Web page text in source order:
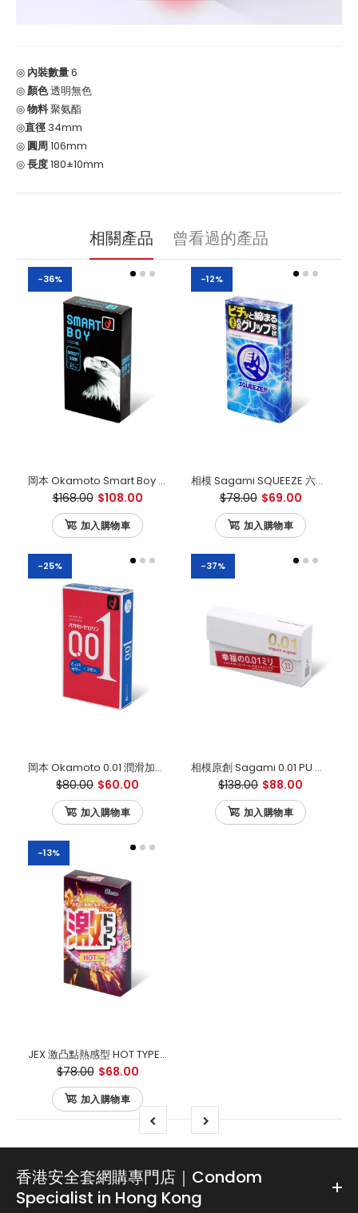
◎ 內裝數量6
◎顏色透明無色
◎物料聚氨酯
◎直徑34mm
◎ 圓周106mm
◎長度180±10mm
相關產品 曾看過的產品
-36%
岡本 Okamoto Smart Boy 31mm 細碼 日本版 12片裝
$168.00 $108.00
加入購物車
-12%
相模 Sagami SQUEEZE 六段緊 乳膠安全套（10片裝）
$78.00 $69.00
加入購物車
-25%
岡本 Okamoto 0.01 潤滑加量 日本版 3片裝
$80.00 $60.00
加入購物車
-37%
相模原創 Sagami 0.01 PU 日本版 安全套 5 片裝
$138.00 $88.00
加入購物車
-13%
JEX 激凸點熱感型 HOT TYPE 乳膠安全套（8片裝）
$78.00 $68.00
加入購物車
香港安全套網購專門店｜Condom
Specialist in Hong Kong